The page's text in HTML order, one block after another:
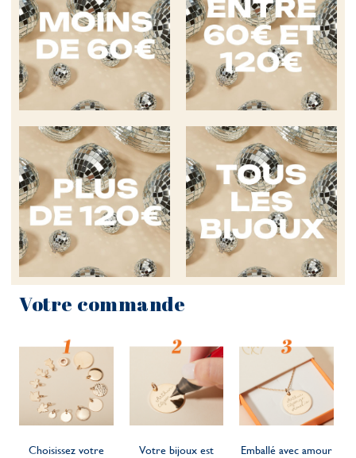
Votre commande
Choisissez votre
Votre bijoux est
Emballé avec amour